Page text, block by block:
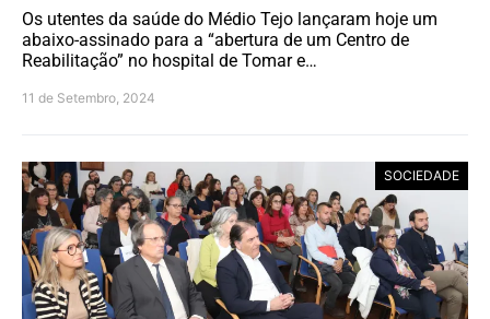
Os utentes da saúde do Médio Tejo lançaram hoje um
abaixo-assinado para a “abertura de um Centro de
Reabilitação” no hospital de Tomar e…
11 de Setembro, 2024
SOCIEDADE